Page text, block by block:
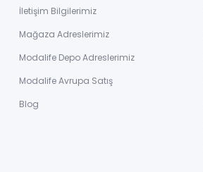
İletişim Bilgilerimiz
Mağaza Adreslerimiz
Modalife Depo Adreslerimiz
Modalife Avrupa Satış
Blog